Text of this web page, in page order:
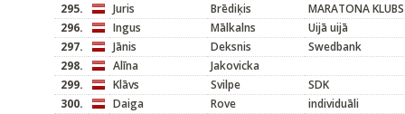
295.
Juris Brēdiķis
MARATONA KLUBS
296.
Ingus Mālkalns
Uijā uijā
297.
Jānis Deksnis
Swedbank
298.
Alīna
Jakovicka
299.
Klāvs Svilpe
SDK
300.
Daiga Rove
individuāli